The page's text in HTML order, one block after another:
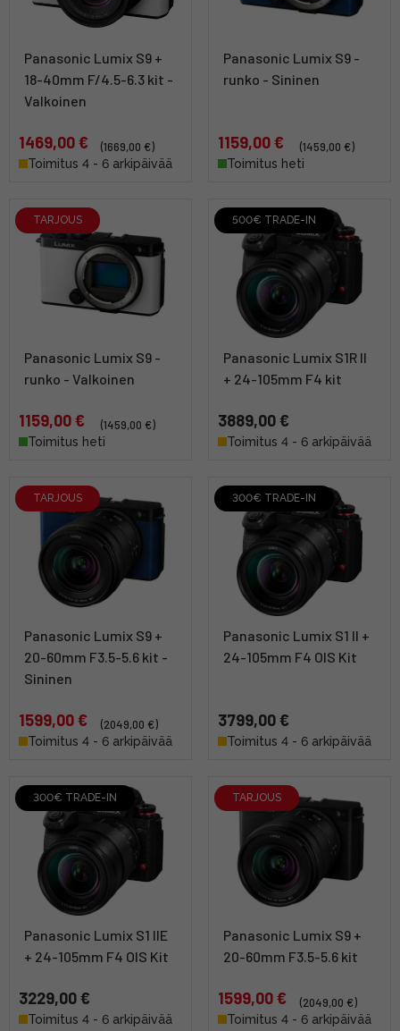
Panasonic Lumix S9 +
18-40mm F/4.5-6.3 kit -
Valkoinen
1469,00 €
(1669,00 €)
Toimitus 4 - 6 arkipäivää
Panasonic Lumix S9 -
runko - Sininen
1159,00 €
(1459,00 €)
Toimitus heti
TARJOUS
Panasonic Lumix S9 -
runko - Valkoinen
1159,00 €
(1459,00 €)
Toimitus heti
500€ TRADE-IN
Panasonic Lumix S1R II
+ 24-105mm F4 kit
3889,00 €
Toimitus 4 - 6 arkipäivää
TARJOUS
Panasonic Lumix S9 +
20-60mm F3.5-5.6 kit -
Sininen
1599,00 €
(2049,00 €)
Toimitus 4 - 6 arkipäivää
300€ TRADE-IN
Panasonic Lumix S1 II +
24-105mm F4 OIS Kit
3799,00 €
Toimitus 4 - 6 arkipäivää
300€ TRADE-IN
Panasonic Lumix S1 IIE
+ 24-105mm F4 OIS Kit
3229,00 €
Toimitus 4 - 6 arkipäivää
TARJOUS
Panasonic Lumix S9 +
20-60mm F3.5-5.6 kit
1599,00 €
(2049,00 €)
Toimitus 4 - 6 arkipäivää